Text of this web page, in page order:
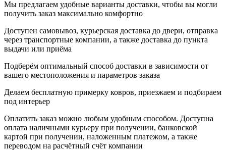
Мы предлагаем удобные варианты доставки, чтобы вы могли
получить заказ максимально комфортно
Доступен самовывоз, курьерская доставка до двери, отправка
через транспортные компании, а также доставка до пункта
выдачи или приёма
Подберём оптимальный способ доставки в зависимости от
вашего местоположения и параметров заказа
Делаем бесплатную примерку ковров, приезжаем и подбираем
под интерьер
Оплатить заказ можно любым удобным способом. Доступна
оплата наличными курьеру при получении, банковской
картой при получении, наложенным платежом, а также
переводом на расчётный счёт компании